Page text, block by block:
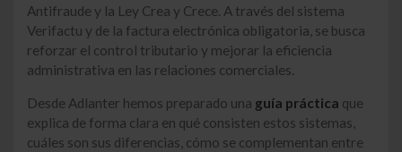
Antifraude y la Ley Crea y Crece. A través del sistema
Verifactu y de la factura electrónica obligatoria, se busca
reforzar el control tributario y mejorar la eficiencia
administrativa en las relaciones comerciales.
Desde Adlanter hemos preparado una guía práctica que
explica de forma clara en qué consisten estos sistemas,
cuáles son sus diferencias, cómo se complementan entre